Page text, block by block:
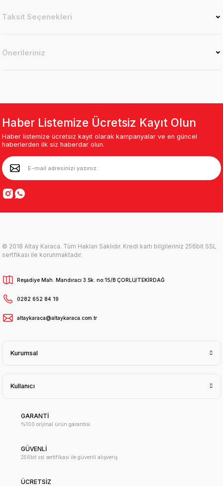
Taksit Seçenekleri
Önerileriniz
Haber Listemize Ücretsiz Kayıt Olun
Haber listemize ücretsiz kayıt olarak kampanyalar ve en güncel
haberlerden ilk siz haberdar olun.
© 2018 Altay Karaca. Tüm Hakları Saklıdır. Kredi kartı bilgileriniz 256bit SSL
sertfikası ile korunmaktadır.
Reşadiye Mah. Mandıracı 3.Sk. no:15/B ÇORLU/TEKİRDAĞ
0282 652 84 19
altaykaraca@altaykaraca.com.tr
Kurumsal
Kullanıcı
GARANTİ
%100 orijinal ürün garantisi
GÜVENLİ
256bit ssl sertifikası ile güvenli alışveriş
ÜCRETSİZ